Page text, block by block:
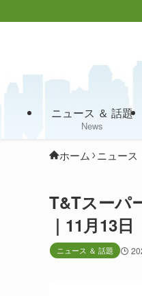
ニュース ＆ 話題
News
ホーム ニュース
T&Tスーパ
｜11月13
ニュース ＆ 話題